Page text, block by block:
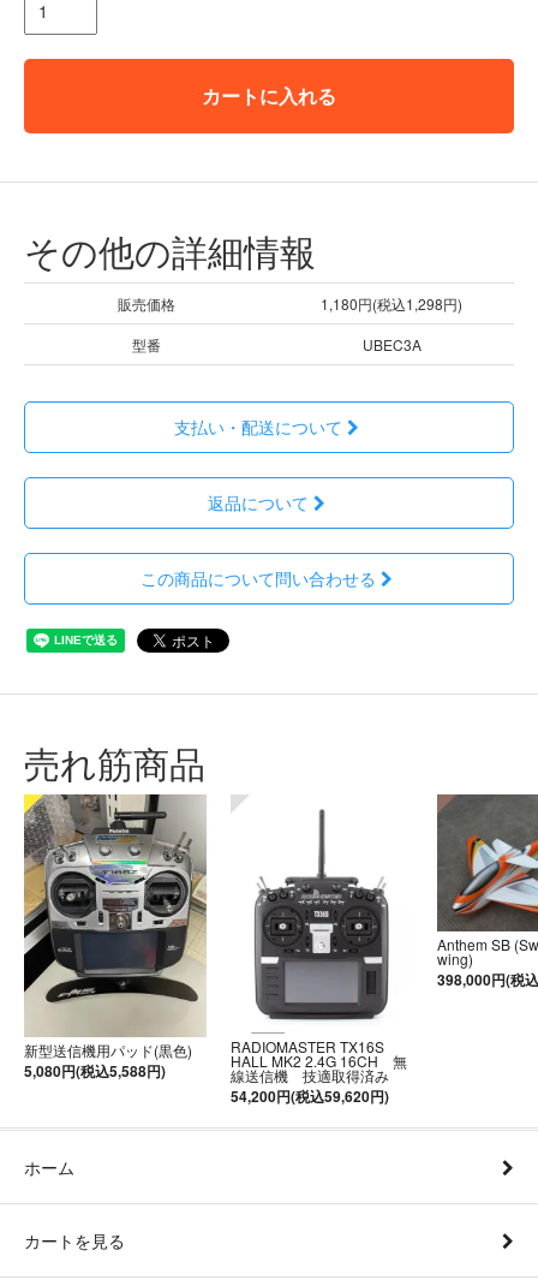
カートに入れる
その他の詳細情報
販売価格
1,180円(税込1,298円)
型番
UBEC3A
支払い・配送について
返品について
この商品について問い合わせる
売れ筋商品
新型送信機用パッド(黒色)
5,080円(税込5,588円)
RADIOMASTER TX16S
HALL MK2 2.4G 16CH 無
線送信機 技適取得済み
54,200円(税込59,620円)
Anthem SB
wing)
398,000円(税
ホーム
カートを見る